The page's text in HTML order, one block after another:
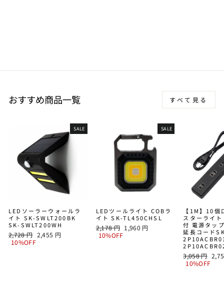
おすすめ商品一覧 すべて見る
SALE
LEDソーラーウォールラ
イト SK-SWLT200BK
SK-SWLT200WH
通
常
2,728 円 SALE
2,455 円
10%OFF
SALE
LEDツールライト COBラ
イト SK-TL450CHSL
通
常
2,178 円 SALE
1,960 円
10%OFF
【1M】10個
スターライ
付 電源タッ
延長コード
通
常
3,058 円
10%OFF